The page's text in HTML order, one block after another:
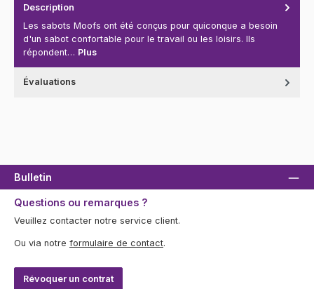
Description
Les sabots Moofs ont été conçus pour quiconque a besoin
d'un sabot confortable pour le travail ou les loisirs. Ils
répondent… Plus
Évaluations
Bulletin
Questions ou remarques ?
Veuillez contacter notre service client.
Ou via notre formulaire de contact.
Révoquer un contrat